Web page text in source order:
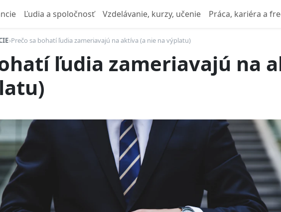
Ľudia a spoločnosť Vzdelávanie, kurzy, učenie Práca, kariéra a
›Prečo sa bohatí ľudia zameriavajú na aktíva (a nie na výplatu)
ľudia zameriavajú na